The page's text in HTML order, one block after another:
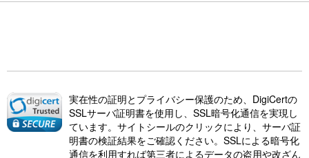
実在性の証明とプライバシー保護のため、DigiCertの
SSLサーバ証明書を使用し、SSL暗号化通信を実現し
ています。サイトシールのクリックにより、サーバ証
明書の検証結果をご確認ください。SSLによる暗号化
通信を利用すれば第三者によるデータの盗用や改ざん